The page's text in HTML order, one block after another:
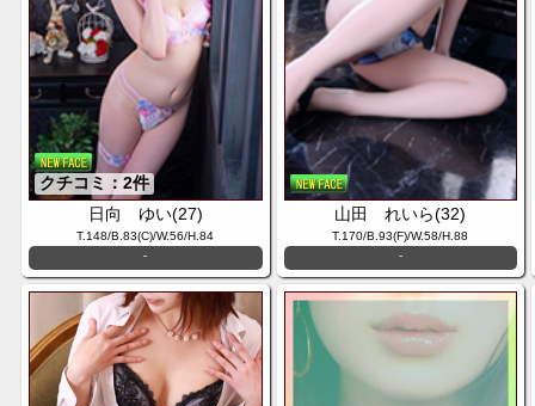
クチコミ：2件
日向 ゆい(27)
T.148/B.83(C)/W.56/H.84
-
山田 れいら(32)
T.170/B.93(F)/W.58/H.88
-